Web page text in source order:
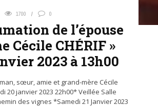
1700 0
de l’épouse
Cécile CHÉRIF »
2023 à 13h00
sœur, amie et grand-mère Cécile
20 janvier 2023 22h00* Veillée Salle
des vignes *Samedi 21 Janvier 2023